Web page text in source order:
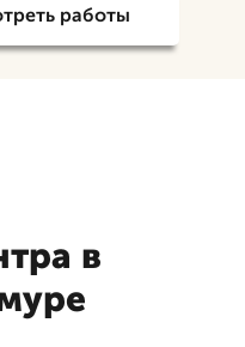
работы
в